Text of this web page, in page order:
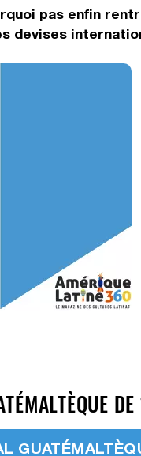
pas enfin
devises